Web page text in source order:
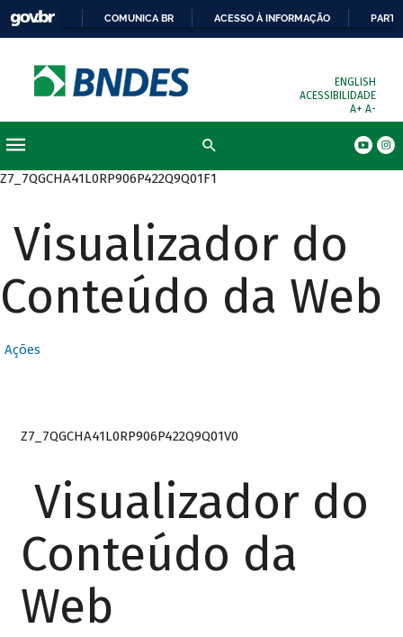
COMUNICA BR ACESSO À INFORMAÇÃO
ENGLISH
ACESSIBILIDADE
A+ A-
Z7_7QGCHA41L0RP906P422Q9Q01F1
Visualizador do
Conteúdo da Web
Ações
Z7_7QGCHA41L0RP906P422Q9Q01V0
Visualizador do
Conteúdo da
Web